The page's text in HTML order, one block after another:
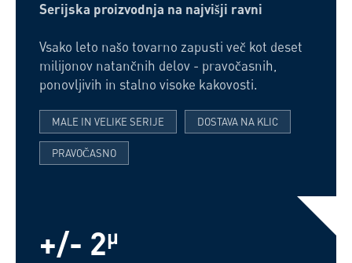
Serijska proizvodnja na najvišji ravni
Vsako leto našo tovarno zapusti več kot deset
milijonov natančnih delov - pravočasnih,
ponovljivih in stalno visoke kakovosti.
MALE IN VELIKE SERIJE DOSTAVA NA KLIC
PRAVOČASNO
+/- 2µ